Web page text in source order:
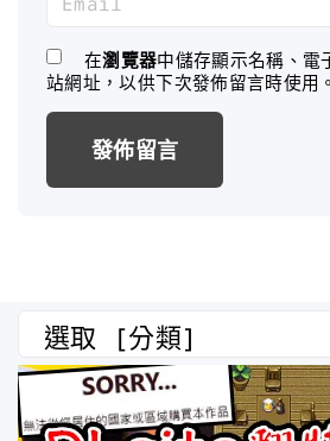
*
a
i
l
在瀏覽器中儲存顯示名稱、電
站網址，以供下次發佈留言時使用。
類